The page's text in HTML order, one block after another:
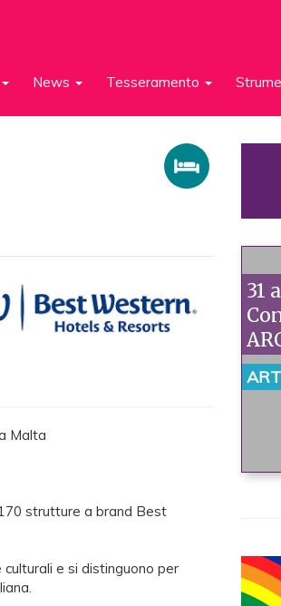
News Tesseramento
Malta
strutture a brand Best
e si distinguono per
31